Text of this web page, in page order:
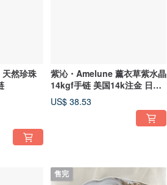
然珍珠
紫沁・Amelune 薰衣草紫水晶
14kgf手链 美国14k注金 日系
轻珠宝
US$ 38.53
售完